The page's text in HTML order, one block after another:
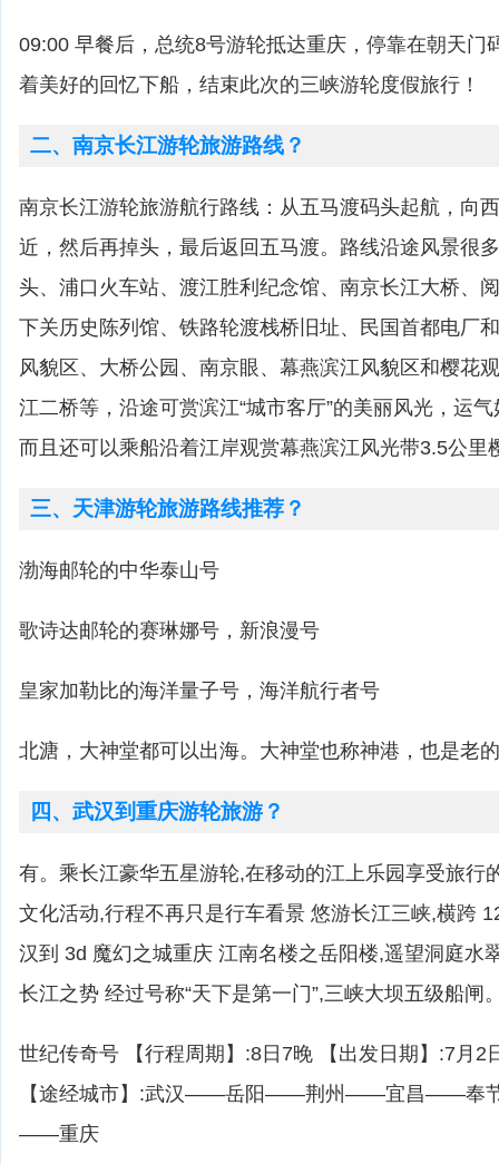
09:00 早餐后，总统8号游轮抵达重庆，停靠在朝天门
着美好的回忆下船，结束此次的三峡游轮度假旅行！
二、南京长江游轮旅游路线？
南京长江游轮旅游航行路线：从五马渡码头起航，向
近，然后再掉头，最后返回五马渡。路线沿途风景很
头、浦口火车站、渡江胜利纪念馆、南京长江大桥、
下关历史陈列馆、铁路轮渡栈桥旧址、民国首都电厂
风貌区、大桥公园、南京眼、幕燕滨江风貌区和樱花
江二桥等，沿途可赏滨江“城市客厅”的美丽风光，运
而且还可以乘船沿着江岸观赏幕燕滨江风光带3.5公里
三、天津游轮旅游路线推荐？
渤海邮轮的中华泰山号
歌诗达邮轮的赛琳娜号，新浪漫号
皇家加勒比的海洋量子号，海洋航行者号
北溏，大神堂都可以出海。大神堂也称神港，也是老
四、武汉到重庆游轮旅游？
有。乘长江豪华五星游轮,在移动的江上乐园享受旅行
文化活动,行程不再只是行车看景 悠游长江三峡,横跨
汉到 3d 魔幻之城重庆 江南名楼之岳阳楼,遥望洞庭水
长江之势 经过号称“天下是第一门”,三峡大坝五级船闸
世纪传奇号 【行程周期】:8日7晚 【出发日期】:7月2
【途经城市】:武汉——岳阳——荆州——宜昌——
——重庆